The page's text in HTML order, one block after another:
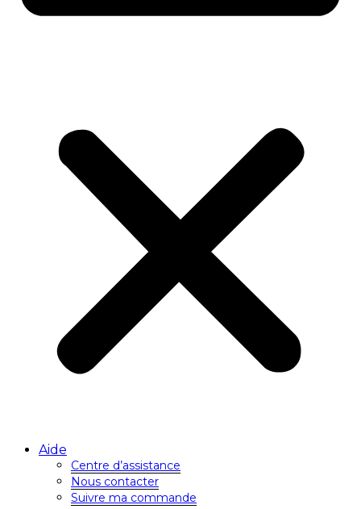
Aide
Centre d’assistance
Nous contacter
Suivre ma commande